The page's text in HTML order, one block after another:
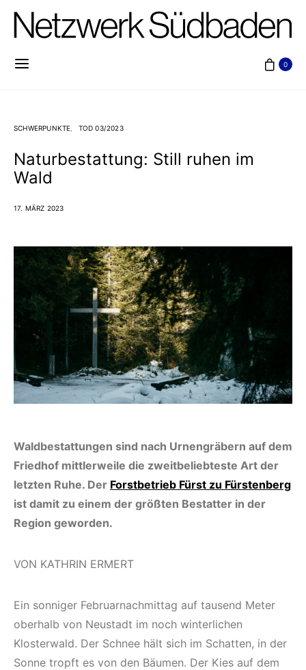
0
SCHWERPUNKTE TOD 03/2023
Naturbestattung: Still ruhen im
Wald
17. MÄRZ 2023
Waldbestattungen sind nach Urnengräbern auf dem
Friedhof mittlerweile die zweitbeliebteste Art der
letzten Ruhe. Der Forst­betrieb Fürst zu Fürstenberg
ist damit zu einem der größten Bestatter in der
Region geworden.
VON KATHRIN ERMERT
Ein sonniger Februarnachmittag auf tausend Meter
oberhalb von Neustadt im noch winterlichen
Klosterwald. Der Schnee hält sich im Schatten, in der
Sonne tropft es von den Bäumen. Der Kies auf dem